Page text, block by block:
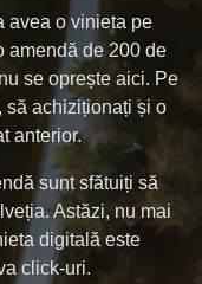
avea o vinieta pe
amendă de 200 de
se oprește aici. Pe
să achiziționați și o
anterior.
sunt sfătuiți să
Astăzi, nu mai
digitală este
click-uri.